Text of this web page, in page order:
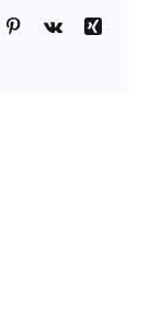
Pinterest
Vk
Xing